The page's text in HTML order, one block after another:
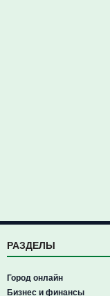
РАЗДЕЛЫ
Город онлайн
Бизнес и финансы